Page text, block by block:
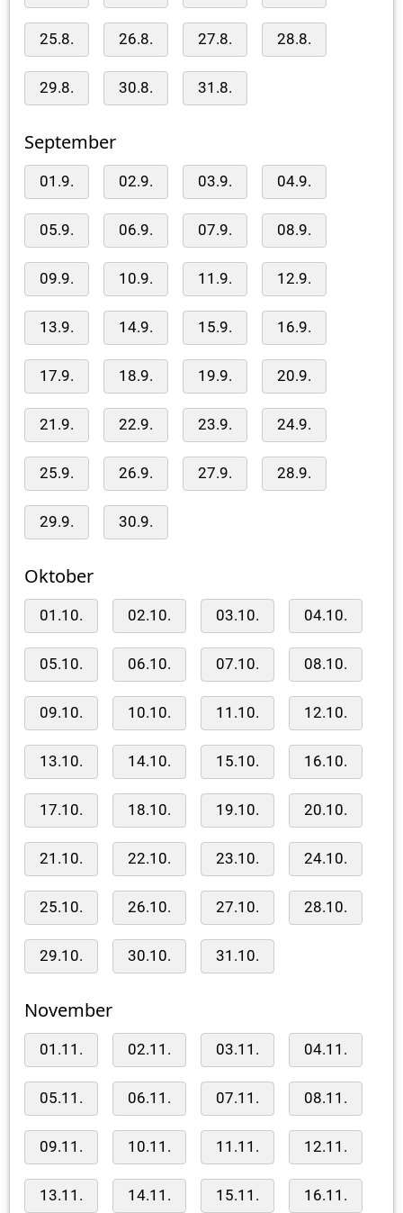
25.8. 26.8. 27.8. 28.8.
29.8. 30.8. 31.8.
September
01.9. 02.9. 03.9. 04.9.
05.9. 06.9. 07.9. 08.9.
09.9. 10.9. 11.9. 12.9.
13.9. 14.9. 15.9. 16.9.
17.9. 18.9. 19.9. 20.9.
21.9. 22.9. 23.9. 24.9.
25.9. 26.9. 27.9. 28.9.
29.9. 30.9.
Oktober
01.10. 02.10. 03.10. 04.10.
05.10. 06.10. 07.10. 08.10.
09.10. 10.10. 11.10. 12.10.
13.10. 14.10. 15.10. 16.10.
17.10. 18.10. 19.10. 20.10.
21.10. 22.10. 23.10. 24.10.
25.10. 26.10. 27.10. 28.10.
29.10. 30.10. 31.10.
November
01.11. 02.11. 03.11. 04.11.
05.11. 06.11. 07.11. 08.11.
09.11. 10.11. 11.11. 12.11.
13.11. 14.11. 15.11. 16.11.